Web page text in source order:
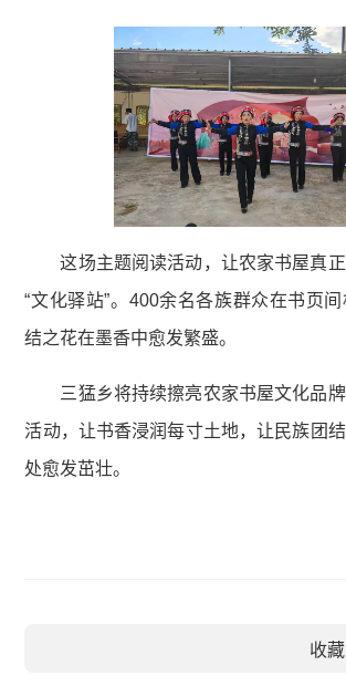
这场主题阅读活动，让农家书屋真
“文化驿站”。400余名各族群众在书页
结之花在墨香中愈发繁盛。
三猛乡将持续擦亮农家书屋文化品
活动，让书香浸润每寸土地，让民族团
处愈发茁壮。
收藏